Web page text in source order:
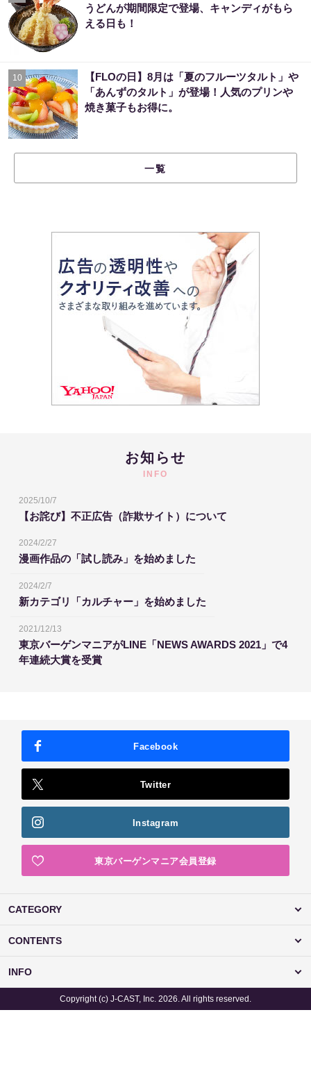
うどんが期間限定で登場、キャンディがもら
える日も！
10
【FLOの日】8月は「夏のフルーツタルト」や
「あんずのタルト」が登場！人気のプリンや
焼き菓子もお得に。
一覧
お知らせ
INFO
2025/10/7
【お詫び】不正広告（詐欺サイト）について
2024/2/27
漫画作品の「試し読み」を始めました
2024/2/7
新カテゴリ「カルチャー」を始めました
2021/12/13
東京バーゲンマニアがLINE「NEWS AWARDS 2021」で4
年連続大賞を受賞
Facebook
Twitter
Instagram
東京バーゲンマニア会員登録
CATEGORY
CONTENTS
INFO
Copyright (c) J-CAST, Inc. 2026. All rights reserved.